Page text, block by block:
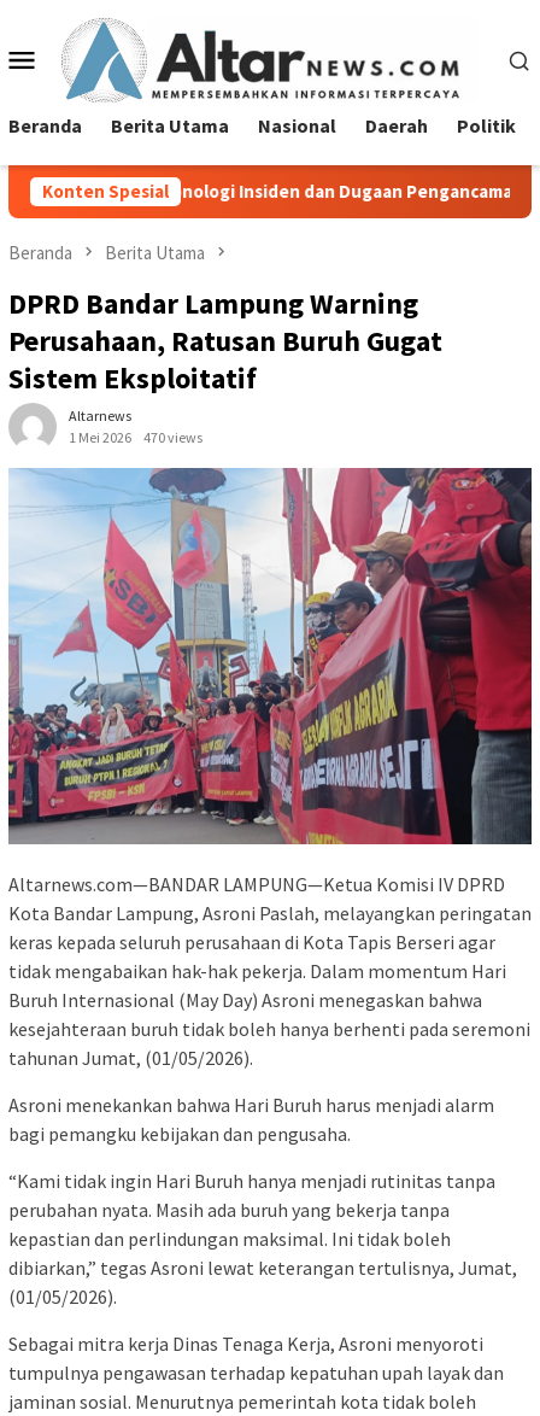
konten Menu
Mobile
Beranda Berita Utama Nasional Daerah Politik
Konten Spesial
Insiden dan Dugaan Pengancaman Antarwarga
Beranda Berita Utama
DPRD Bandar Lampung Warning
Perusahaan, Ratusan Buruh Gugat
Sistem Eksploitatif
Altarnews
1 Mei 2026
470 views
Altarnews.com—BANDAR LAMPUNG—Ketua Komisi IV DPRD
Kota Bandar Lampung, Asroni Paslah, melayangkan peringatan
keras kepada seluruh perusahaan di Kota Tapis Berseri agar
tidak mengabaikan hak-hak pekerja. Dalam momentum Hari
Buruh Internasional (May Day) Asroni menegaskan bahwa
kesejahteraan buruh tidak boleh hanya berhenti pada seremoni
tahunan Jumat, (01/05/2026).
Asroni menekankan bahwa Hari Buruh harus menjadi alarm
bagi pemangku kebijakan dan pengusaha.
“Kami tidak ingin Hari Buruh hanya menjadi rutinitas tanpa
perubahan nyata. Masih ada buruh yang bekerja tanpa
kepastian dan perlindungan maksimal. Ini tidak boleh
dibiarkan,” tegas Asroni lewat keterangan tertulisnya, Jumat,
(01/05/2026).
Sebagai mitra kerja Dinas Tenaga Kerja, Asroni menyoroti
tumpulnya pengawasan terhadap kepatuhan upah layak dan
jaminan sosial. Menurutnya pemerintah kota tidak boleh